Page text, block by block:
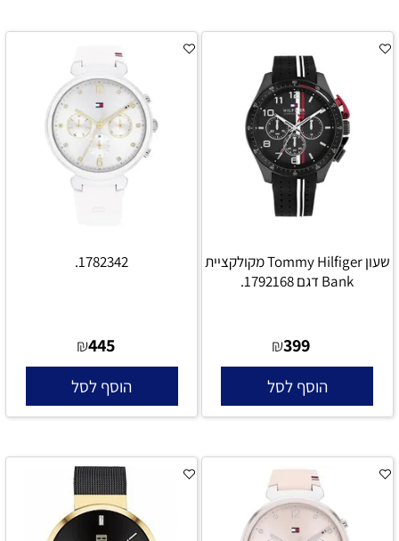
שעון Tommy Hilfiger מקולקציית
Bank דגם 1792168.
₪399
הוסף לסל
1782342.
₪445
הוסף לסל